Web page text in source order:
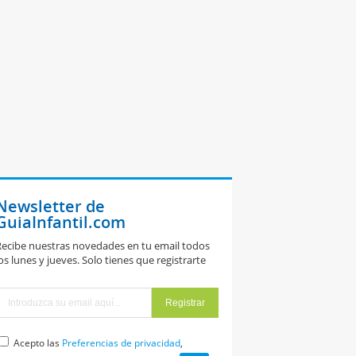
de un
de
de
nuestras novedades en tu email todos
lunes y jueves. Solo tienes que registrarte
Acepto las Preferencias de privacidad,